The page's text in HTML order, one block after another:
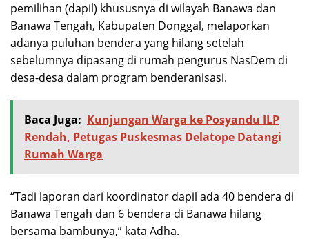
pemilihan (dapil) khususnya di wilayah Banawa dan
Banawa Tengah, Kabupaten Donggal, melaporkan
adanya puluhan bendera yang hilang setelah
sebelumnya dipasang di rumah pengurus NasDem di
desa-desa dalam program benderanisasi.
Baca Juga: Kunjungan Warga ke Posyandu ILP
Rendah, Petugas Puskesmas Delatope Datangi
Rumah Warga
“Tadi laporan dari koordinator dapil ada 40 bendera di
Banawa Tengah dan 6 bendera di Banawa hilang
bersama bambunya,” kata Adha.